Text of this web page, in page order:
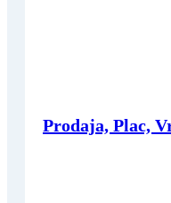
Prodaja, Plac,